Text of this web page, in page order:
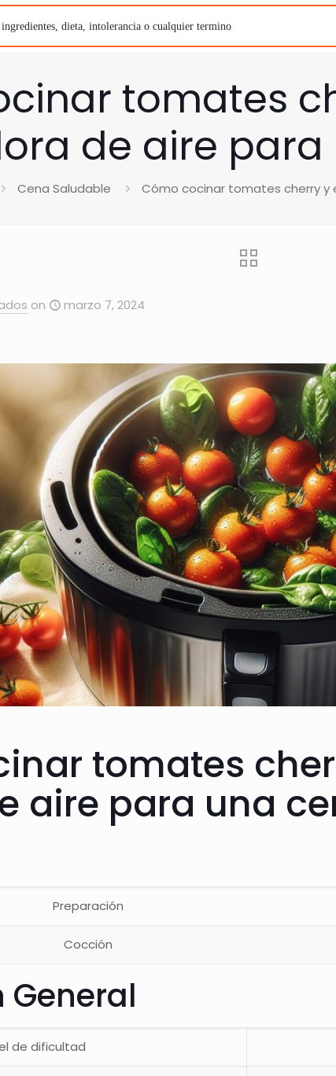
tomates
de aire
Cena Saludable Cómo cocinar tomates cherry y
on marzo 7, 2024
tomates
aire para una
Preparación
Cocción
General
de dificultad